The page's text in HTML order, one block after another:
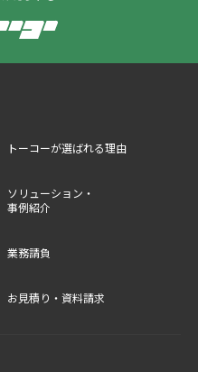
トーコーが選ばれる理由
ソリューション・
事例紹介
業務請負
お見積り・資料請求